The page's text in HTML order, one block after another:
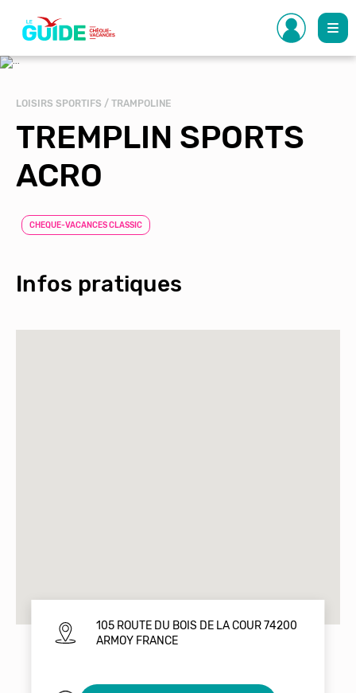
contenu
principal
LOISIRS SPORTIFS / TRAMPOLINE
TREMPLIN SPORTS
ACRO
CHEQUE-VACANCES CLASSIC
Infos pratiques
105 ROUTE DU BOIS DE LA COUR 74200
ARMOY FRANCE